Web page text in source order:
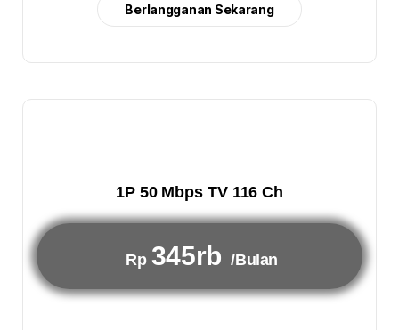
Berlangganan Sekarang
1P 50 Mbps TV 116 Ch
Rp 345rb /Bulan